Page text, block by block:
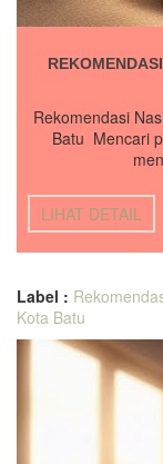
Rekomendasi
Batu Mencari
LIHAT DETAIL
Label :
Kota Batu